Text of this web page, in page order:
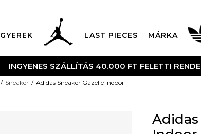
GYEREK LAST PIECES MÁRKA
INGYENES SZÁLLÍTÁS 40.000 FT FELETTI
Sneaker Adidas Sneaker Gazelle Indoor
Adidas